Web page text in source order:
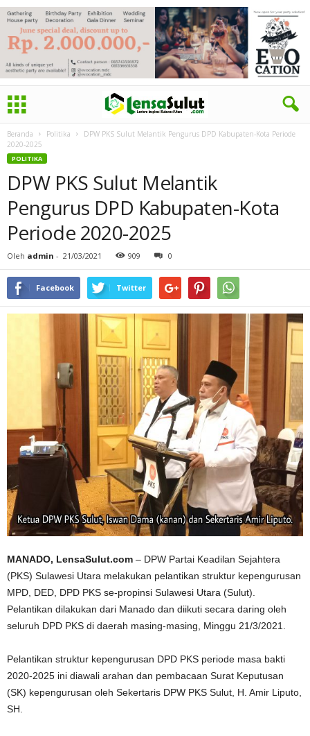
Beranda Politika
DPW PKS Sulut Melantik Pengurus DPD Kabupaten-Kota Periode
2020-2025
POLITIKA
DPW PKS Sulut Melantik
Pengurus DPD Kabupaten-Kota
Periode 2020-2025
Oleh admin - 21/03/2021 909 0
Facebook Twitter
MANADO, LensaSulut.com – DPW Partai Keadilan Sejahtera
(PKS) Sulawesi Utara melakukan pelantikan struktur kepengurusan
MPD, DED, DPD PKS se-propinsi Sulawesi Utara (Sulut).
Pelantikan dilakukan dari Manado dan diikuti secara daring oleh
seluruh DPD PKS di daerah masing-masing, Minggu 21/3/2021.
Pelantikan struktur kepengurusan DPD PKS periode masa bakti
2020-2025 ini diawali arahan dan pembacaan Surat Keputusan
(SK) kepengurusan oleh Sekertaris DPW PKS Sulut, H. Amir Liputo,
SH.